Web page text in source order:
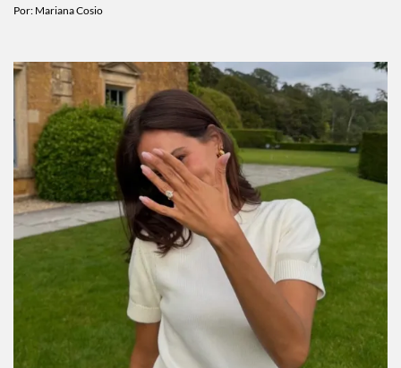
Por: Mariana Cosio